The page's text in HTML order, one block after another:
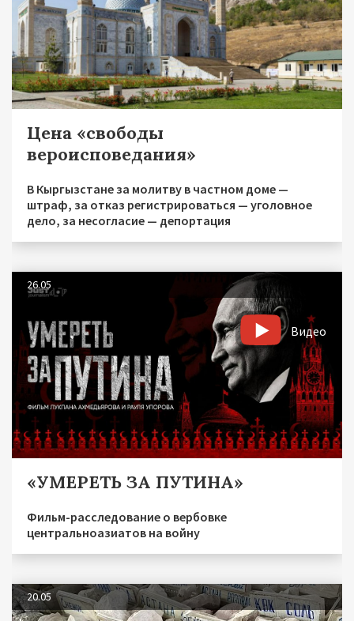
Цена «свободы
вероисповедания»
В Кыргызстане за молитву в частном доме —
штраф, за отказ регистрироваться — уголовное
дело, за несогласие — депортация
26.05
Видео
«УМЕРЕТЬ ЗА ПУТИНА»
Фильм-расследование о вербовке
центральноазиатов на войну
20.05